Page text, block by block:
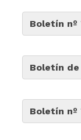
Boletín nº
Boletín
Boletín nº